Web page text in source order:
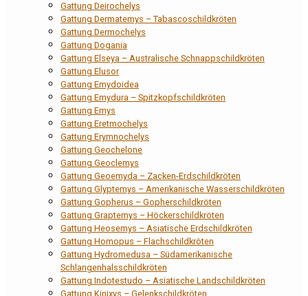
Gattung Deirochelys
Gattung Dermatemys – Tabascoschildkröten
Gattung Dermochelys
Gattung Dogania
Gattung Elseya – Australische Schnappschildkröten
Gattung Elusor
Gattung Emydoidea
Gattung Emydura – Spitzkopfschildkröten
Gattung Emys
Gattung Eretmochelys
Gattung Erymnochelys
Gattung Geochelone
Gattung Geoclemys
Gattung Geoemyda – Zacken-Erdschildkröten
Gattung Glyptemys – Amerikanische Wasserschildkröten
Gattung Gopherus – Gopherschildkröten
Gattung Graptemys – Höckerschildkröten
Gattung Heosemys – Asiatische Erdschildkröten
Gattung Homopus – Flachschildkröten
Gattung Hydromedusa – Südamerikanische
Schlangenhalsschildkröten
Gattung Indotestudo – Asiatische Landschildkröten
Gattung Kinixys – Gelenkschildkröten